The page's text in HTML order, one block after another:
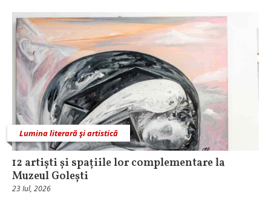
Lumina literară şi artistică
12 artiști și spațiile lor complementare la
Muzeul Golești
23 Iul, 2026